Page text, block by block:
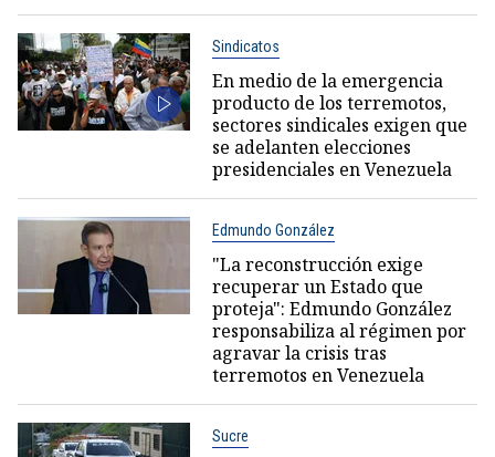
Sindicatos
En medio de la emergencia
producto de los terremotos,
sectores sindicales exigen que
se adelanten elecciones
presidenciales en Venezuela
Edmundo González
"La reconstrucción exige
recuperar un Estado que
proteja": Edmundo González
responsabiliza al régimen por
agravar la crisis tras
terremotos en Venezuela
Sucre